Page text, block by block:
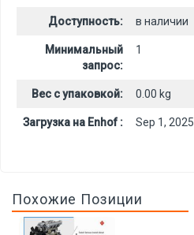
Доступность: в наличии
Минимальный
запрос:
1
Вес с упаковкой: 0.00 kg
Загрузка на Enhof : Sep 1, 2025
Похожие Позиции